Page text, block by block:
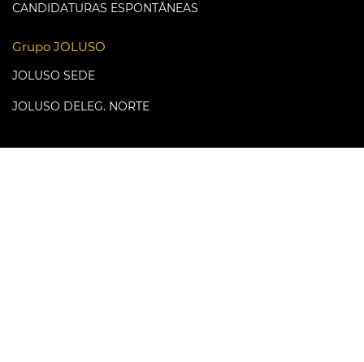
CANDIDATURAS ESPONTÂNEAS
Grupo JOLUSO
JOLUSO SEDE
JOLUSO DELEG. NORTE